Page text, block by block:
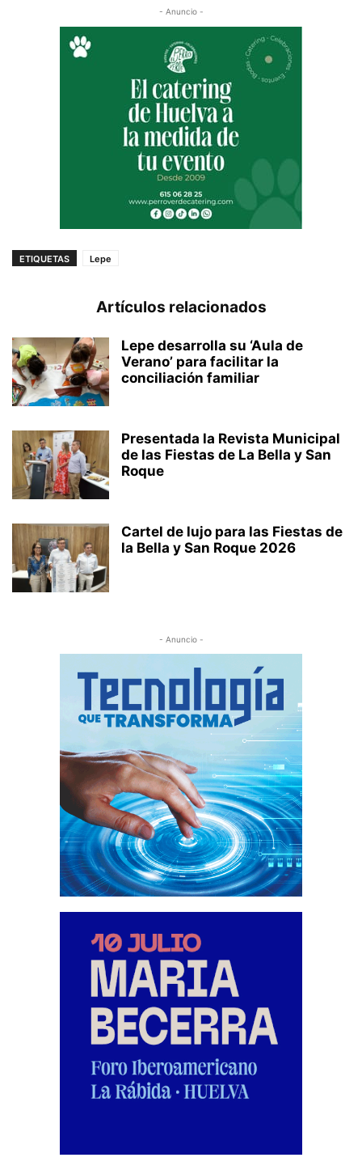
- Anuncio -
ETIQUETAS Lepe
Artículos relacionados
Lepe desarrolla su ‘Aula de
Verano’ para facilitar la
conciliación familiar
Presentada la Revista Municipal
de las Fiestas de La Bella y San
Roque
Cartel de lujo para las Fiestas de
la Bella y San Roque 2026
- Anuncio -